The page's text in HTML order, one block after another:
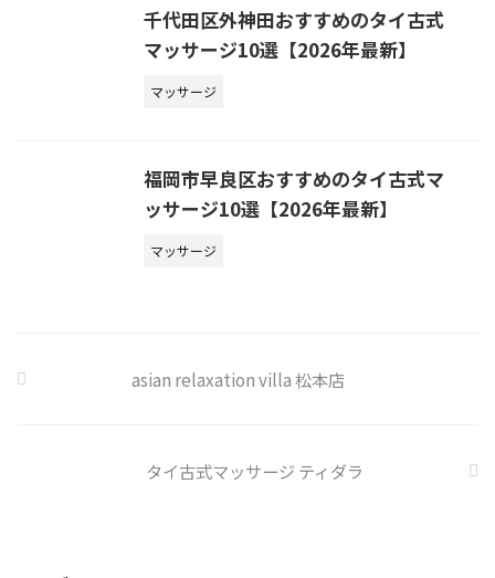
千代田区外神田おすすめのタイ古式
マッサージ10選【2026年最新】
マッサージ
福岡市早良区おすすめのタイ古式マ
ッサージ10選【2026年最新】
マッサージ
asian relaxation villa 松本店
タイ古式マッサージ ティダラ